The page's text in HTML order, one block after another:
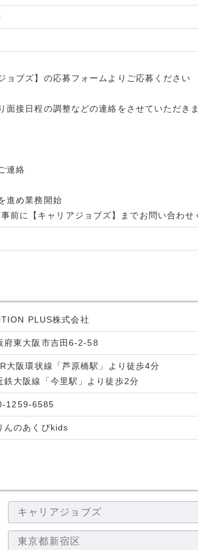
ョブズ】の応募フォームよりご応募ください
面接日程の調整などの連絡をさせていただき
連絡
進め業務開始
前に【キャリアジョブズ】までお問い合わせ
PLUS株式会社
府東大阪市吉田6-2-58
大阪環状線「芦原橋駅」より徒歩4分
大阪線「今里駅」より徒歩2分
1259-6585
んのあくびkids